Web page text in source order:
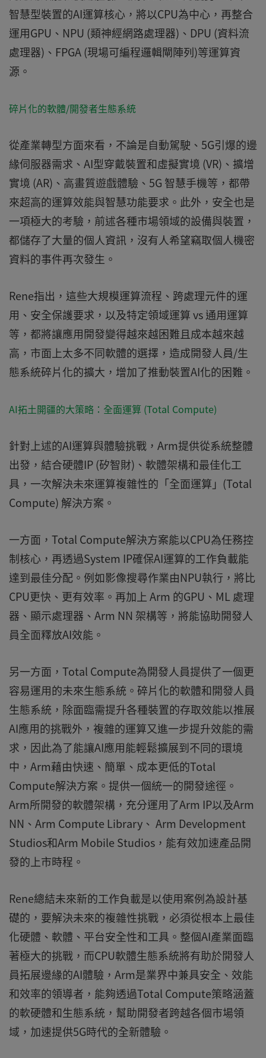
智慧型裝置的AI運算核心，將以CPU為中心，再整合
運用GPU、NPU (類神經網路處理器)、DPU (資料流
處理器)、FPGA (現場可編程邏輯閘陣列)等運算資
源。
碎片化的軟體/開發者生態系統
從產業轉型方面來看，不論是自動駕駛、5G引爆的邊
緣伺服器需求、AI型穿戴裝置和虛擬實境 (VR)、擴增
實境 (AR)、高畫質遊戲體驗、5G 智慧手機等，都帶
來超高的運算效能與智慧功能要求。此外，安全也是
一項極大的考驗，前述各種市場領域的設備與裝置，
都儲存了大量的個人資訊，沒有人希望竊取個人機密
資料的事件再次發生。
Rene指出，這些大規模運算流程、跨處理元件的運
用、安全保護要求，以及特定領域運算 vs 通用運算
等，都將讓應用開發變得越來越困難且成本越來越
高，市面上太多不同軟體的選擇，造成開發人員/生
態系統碎片化的擴大，增加了推動裝置AI化的困難。
AI拓土開疆的大策略：全面運算 (Total Compute)
針對上述的AI運算與體驗挑戰，Arm提供從系統整體
出發，結合硬體IP (矽智財)、軟體架構和最佳化工
具，一次解決未來運算複雜性的「全面運算」(Total
Compute) 解決方案。
一方面，Total Compute解決方案能以CPU為任務控
制核心，再透過System IP確保AI運算的工作負載能
達到最佳分配。例如影像搜尋作業由NPU執行，將比
CPU更快、更有效率。再加上 Arm 的GPU、ML 處理
器、顯示處理器、Arm NN 架構等，將能協助開發人
員全面釋放AI效能。
另一方面，Total Compute為開發人員提供了一個更
容易運用的未來生態系統。碎片化的軟體和開發人員
生態系統，除面臨需提升各種裝置的存取效能以推展
AI應用的挑戰外，複雜的運算又進一步提升效能的需
求，因此為了能讓AI應用能輕鬆擴展到不同的環境
中，Arm藉由快速、簡單、成本更低的Total
Compute解決方案。提供一個統一的開發途徑。
Arm所開發的軟體架構，充分運用了Arm IP以及Arm
NN、Arm Compute Library、 Arm Development
Studios和Arm Mobile Studios，能有效加速產品開
發的上市時程。
Rene總結未來新的工作負載是以使用案例為設計基
礎的，要解決未來的複雜性挑戰，必須從根本上最佳
化硬體、軟體、平台安全性和工具。整個AI產業面臨
著極大的挑戰，而CPU軟體生態系統將有助於開發人
員拓展邊緣的AI體驗，Arm是業界中兼具安全、效能
和效率的領導者，能夠透過Total Compute策略涵蓋
的軟硬體和生態系統，幫助開發者跨越各個市場領
域，加速提供5G時代的全新體驗。